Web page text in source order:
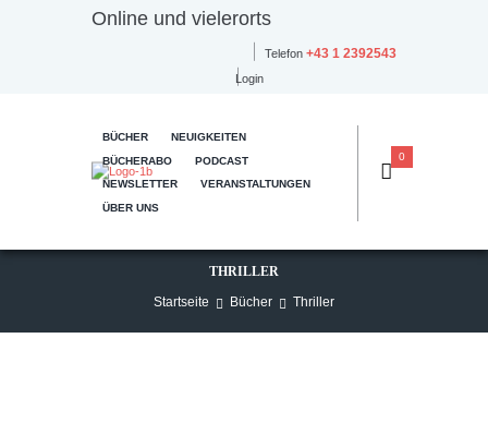
Online und vielerorts
Telefon +43 1 2392543
Login
BÜCHER
NEUIGKEITEN
BÜCHERABO
PODCAST
NEWSLETTER
VERANSTALTUNGEN
ÜBER UNS
0
THRILLER
Startseite
Bücher Thriller